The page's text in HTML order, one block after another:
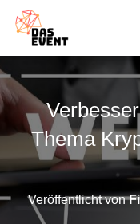
Thema
Veröffentlicht von